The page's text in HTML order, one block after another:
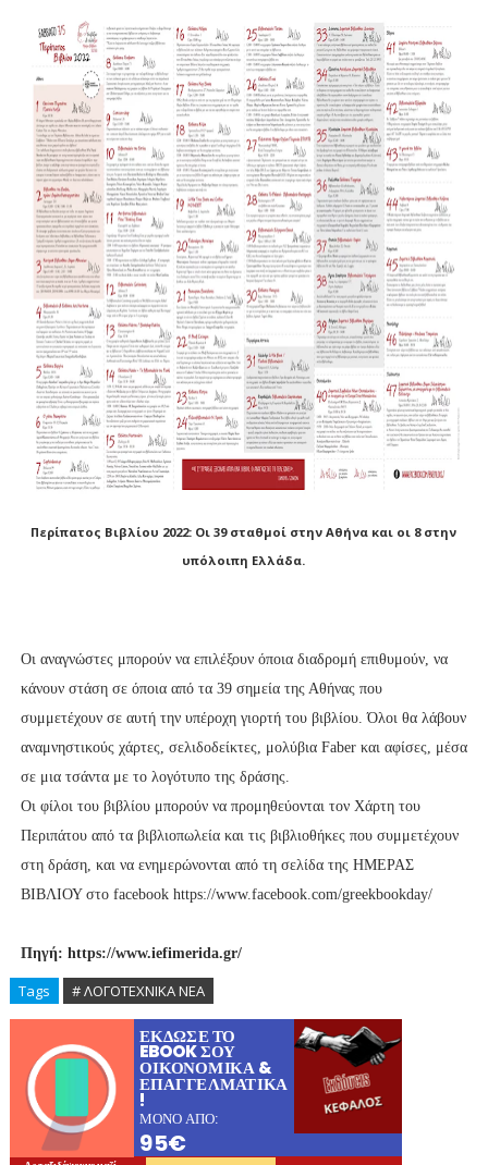
Περίπατος Βιβλίου 2022: Οι 39 σταθμοί στην Αθήνα και οι 8 στην
υπόλοιπη Ελλάδα.
Οι αναγνώστες μπορούν να επιλέξουν όποια διαδρομή επιθυμούν, να
κάνουν στάση σε όποια από τα 39 σημεία της Αθήνας που
συμμετέχουν σε αυτή την υπέροχη γιορτή του βιβλίου. Όλοι θα λάβουν
αναμνηστικούς χάρτες, σελιδοδείκτες, μολύβια Faber και αφίσες, μέσα
σε μια τσάντα με το λογότυπο της δράσης.
Οι φίλοι του βιβλίου μπορούν να προμηθεύονται τον Χάρτη του
Περιπάτου από τα βιβλιοπωλεία και τις βιβλιοθήκες που συμμετέχουν
στη δράση, και να ενημερώνονται από τη σελίδα της ΗΜΕΡΑΣ
ΒΙΒΛΙΟΥ στο facebook https://www.facebook.com/greekbookday/
Πηγή: https://www.iefimerida.gr/
Tags # ΛΟΓΟΤΕΧΝΙΚΑ ΝΕΑ